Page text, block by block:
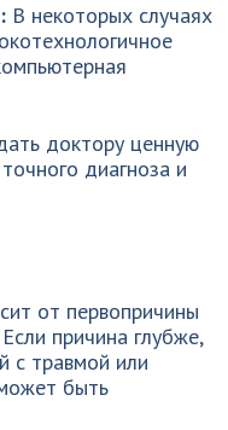
В некоторых случаях
доктору ценную
диагноза и
от первопричины
причина глубже,
с травмой или
быть